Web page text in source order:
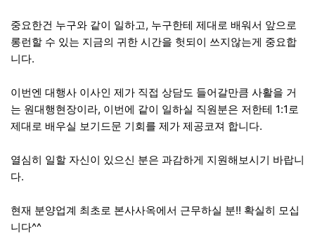
중요한건 누구와 같이 일하고, 누구한테 제대로 배워서 앞으로
롱런할 수 있는 지금의 귀한 시간을 헛되이 쓰지않는게 중요합
니다.
이번엔 대행사 이사인 제가 직접 상담도 들어갈만큼 사활을 거
는 원대행현장이라, 이번에 같이 일하실 직원분은 저한테 1:1로
제대로 배우실 보기드문 기회를 제가 제공코져 합니다.
열심히 일할 자신이 있으신 분은 과감하게 지원해보시기 바랍니
다.
현재 분양업계 최초로 본사사옥에서 근무하실 분!! 확실히 모십
니다^^